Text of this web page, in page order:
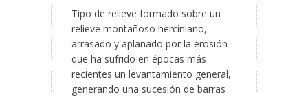
Tipo de relieve formado sobre un
relieve montañoso herciniano,
arrasado y aplanado por la erosión
que ha sufrido en épocas más
recientes un levantamiento general,
generando una sucesión de barras